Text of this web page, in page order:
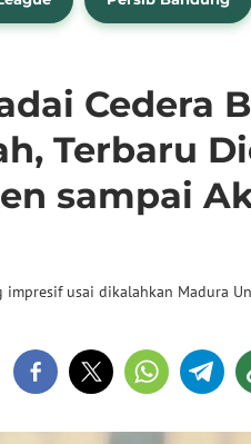
Cedera
Terbaru
sampai
usai dikalahkan Madura